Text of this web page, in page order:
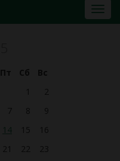
Пт Сб
Вс
1
2
7 8
9
14 15
16
21 22
23